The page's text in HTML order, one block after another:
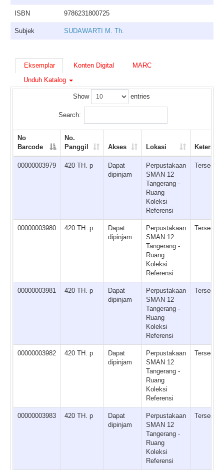
ISBN 9786231800725
Subjek SUDAWARTI M. Th.
Eksemplar Konten Digital
MARC
Unduh Katalog
Show entries
Search:
No
Barcode
No.
Panggil
Akses Lokasi
00000003979 420 TH. p
Dapat
dipinjam
Perpustakaan
SMAN 12
Tangerang -
Ruang
Koleksi
Referensi
Tersedia
00000003980 420 TH. p
Dapat
dipinjam
Perpustakaan
SMAN 12
Tangerang -
Ruang
Koleksi
Referensi
Tersedia
00000003981 420 TH. p
Dapat
dipinjam
Perpustakaan
SMAN 12
Tangerang -
Ruang
Koleksi
Referensi
Tersedia
00000003982 420 TH. p
Dapat
dipinjam
Perpustakaan
SMAN 12
Tangerang -
Ruang
Koleksi
Referensi
Tersedia
00000003983 420 TH. p
Dapat
dipinjam
Perpustakaan
SMAN 12
Tangerang -
Ruang
Koleksi
Referensi
Tersedia